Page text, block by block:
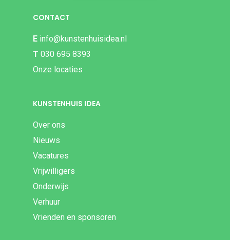
CONTACT
E info@kunstenhuisidea.nl
T 030 695 8393
Onze locaties
KUNSTENHUIS IDEA
Over ons
Nieuws
Vacatures
Vrijwilligers
Onderwijs
Verhuur
Vrienden en sponsoren